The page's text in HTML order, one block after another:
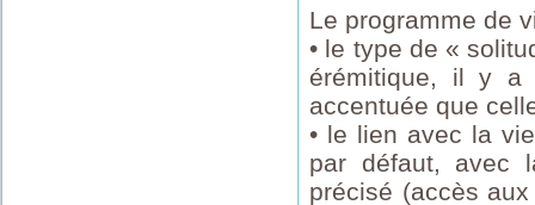
Le programme de
• le type de «
érémitique, il y a
accentuée que
• le lien avec la
par défaut, avec
précisé (accès